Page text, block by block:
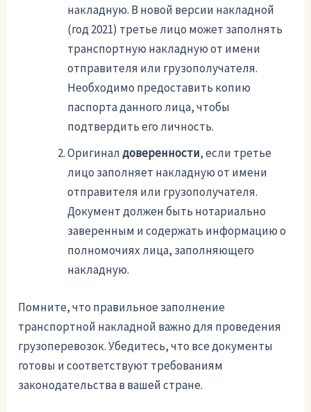
накладную. В новой версии накладной
(год 2021) третье лицо может заполнять
транспортную накладную от имени
отправителя или грузополучателя.
Необходимо предоставить копию
паспорта данного лица, чтобы
подтвердить его личность.
Оригиналдоверенности, если третье
лицо заполняет накладную от имени
отправителя или грузополучателя.
Документ должен быть нотариально
заверенным и содержать информацию о
полномочиях лица, заполняющего
накладную.
Помните, что правильное заполнение
транспортной накладной важно для проведения
грузоперевозок. Убедитесь, что все документы
готовы и соответствуют требованиям
законодательства в вашей стране.